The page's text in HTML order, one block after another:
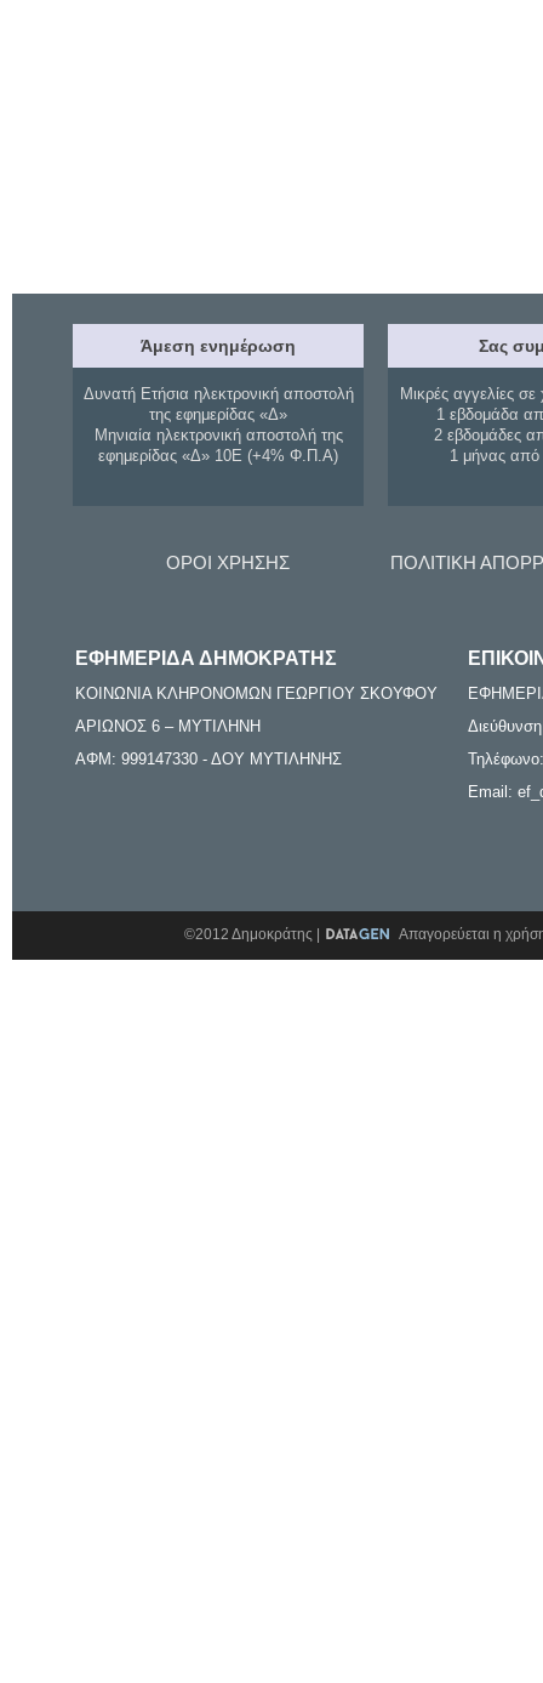
Άμεση ενημέρωση
Δυνατή Ετήσια ηλεκτρονική αποστολή
της εφημερίδας «Δ»
Μηνιαία ηλεκτρονική αποστολή της
εφημερίδας «Δ» 10Ε (+4% Φ.Π.Α)
Σας
Μικρές αγγελίες σε
1 εβδομάδα
2 εβδομάδες
1 μήνας
ΟΡΟΙ ΧΡΗΣΗΣ ΠΟΛΙΤΙΚΗ
ΕΦΗΜΕΡΙΔΑ ΔΗΜΟΚΡΑΤΗΣ
ΚΟΙΝΩΝΙΑ ΚΛΗΡΟΝΟΜΩΝ ΓΕΩΡΓΙΟΥ ΣΚΟΥΦΟΥ
ΑΡΙΩΝΟΣ 6 – ΜΥΤΙΛΗΝΗ
ΑΦΜ: 999147330 - ΔΟΥ ΜΥΤΙΛΗΝΗΣ
Email:
©2012 Δημοκράτης | Απαγορεύεται η